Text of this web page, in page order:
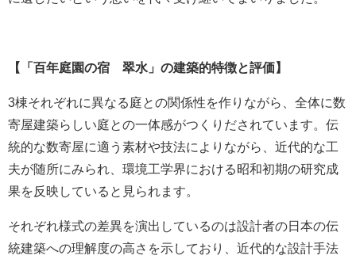
【「百年庭園の宿 翠水」の建築的特徴と評価】
3棟それぞれに異なる庭との関係性を作りながら、全体に数
寄屋建築らしい庭との一体感がつくりだされています。伝
統的な数寄屋に適う素材や技法によりながら、近代的な工
夫が随所にみられ、環境工学界における昭和初期の研究成
果を反映していると見られます。
それぞれ様式の差異を演出しているのは設計者の日本の伝
統建築への理解度の高さを示しており、近代的な設計手法